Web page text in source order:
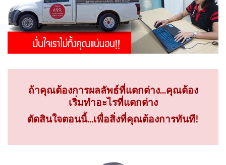
ถ้าคุณต้องการผลลัพธ์ที่แตกต่าง...คุณต้อง
เริ่มทำอะไรที่แตกต่าง
ตัดสินใจตอนนี้...เพื่อสิ่งที่คุณต้องการทันที!